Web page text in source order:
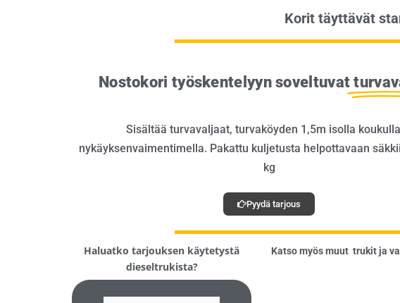
Korit täyttävät
Nostokori työskentelyyn soveltuvat
Sisältää turvavaljaat, turvaköyden 1,5m isolla
nykäyksenvaimentimella. Pakattu kuljetusta helpottavaan
kg
Pyydä tarjous
Haluatko tarjouksen käytetystä
dieseltrukista?
Katso myös muut trukitja